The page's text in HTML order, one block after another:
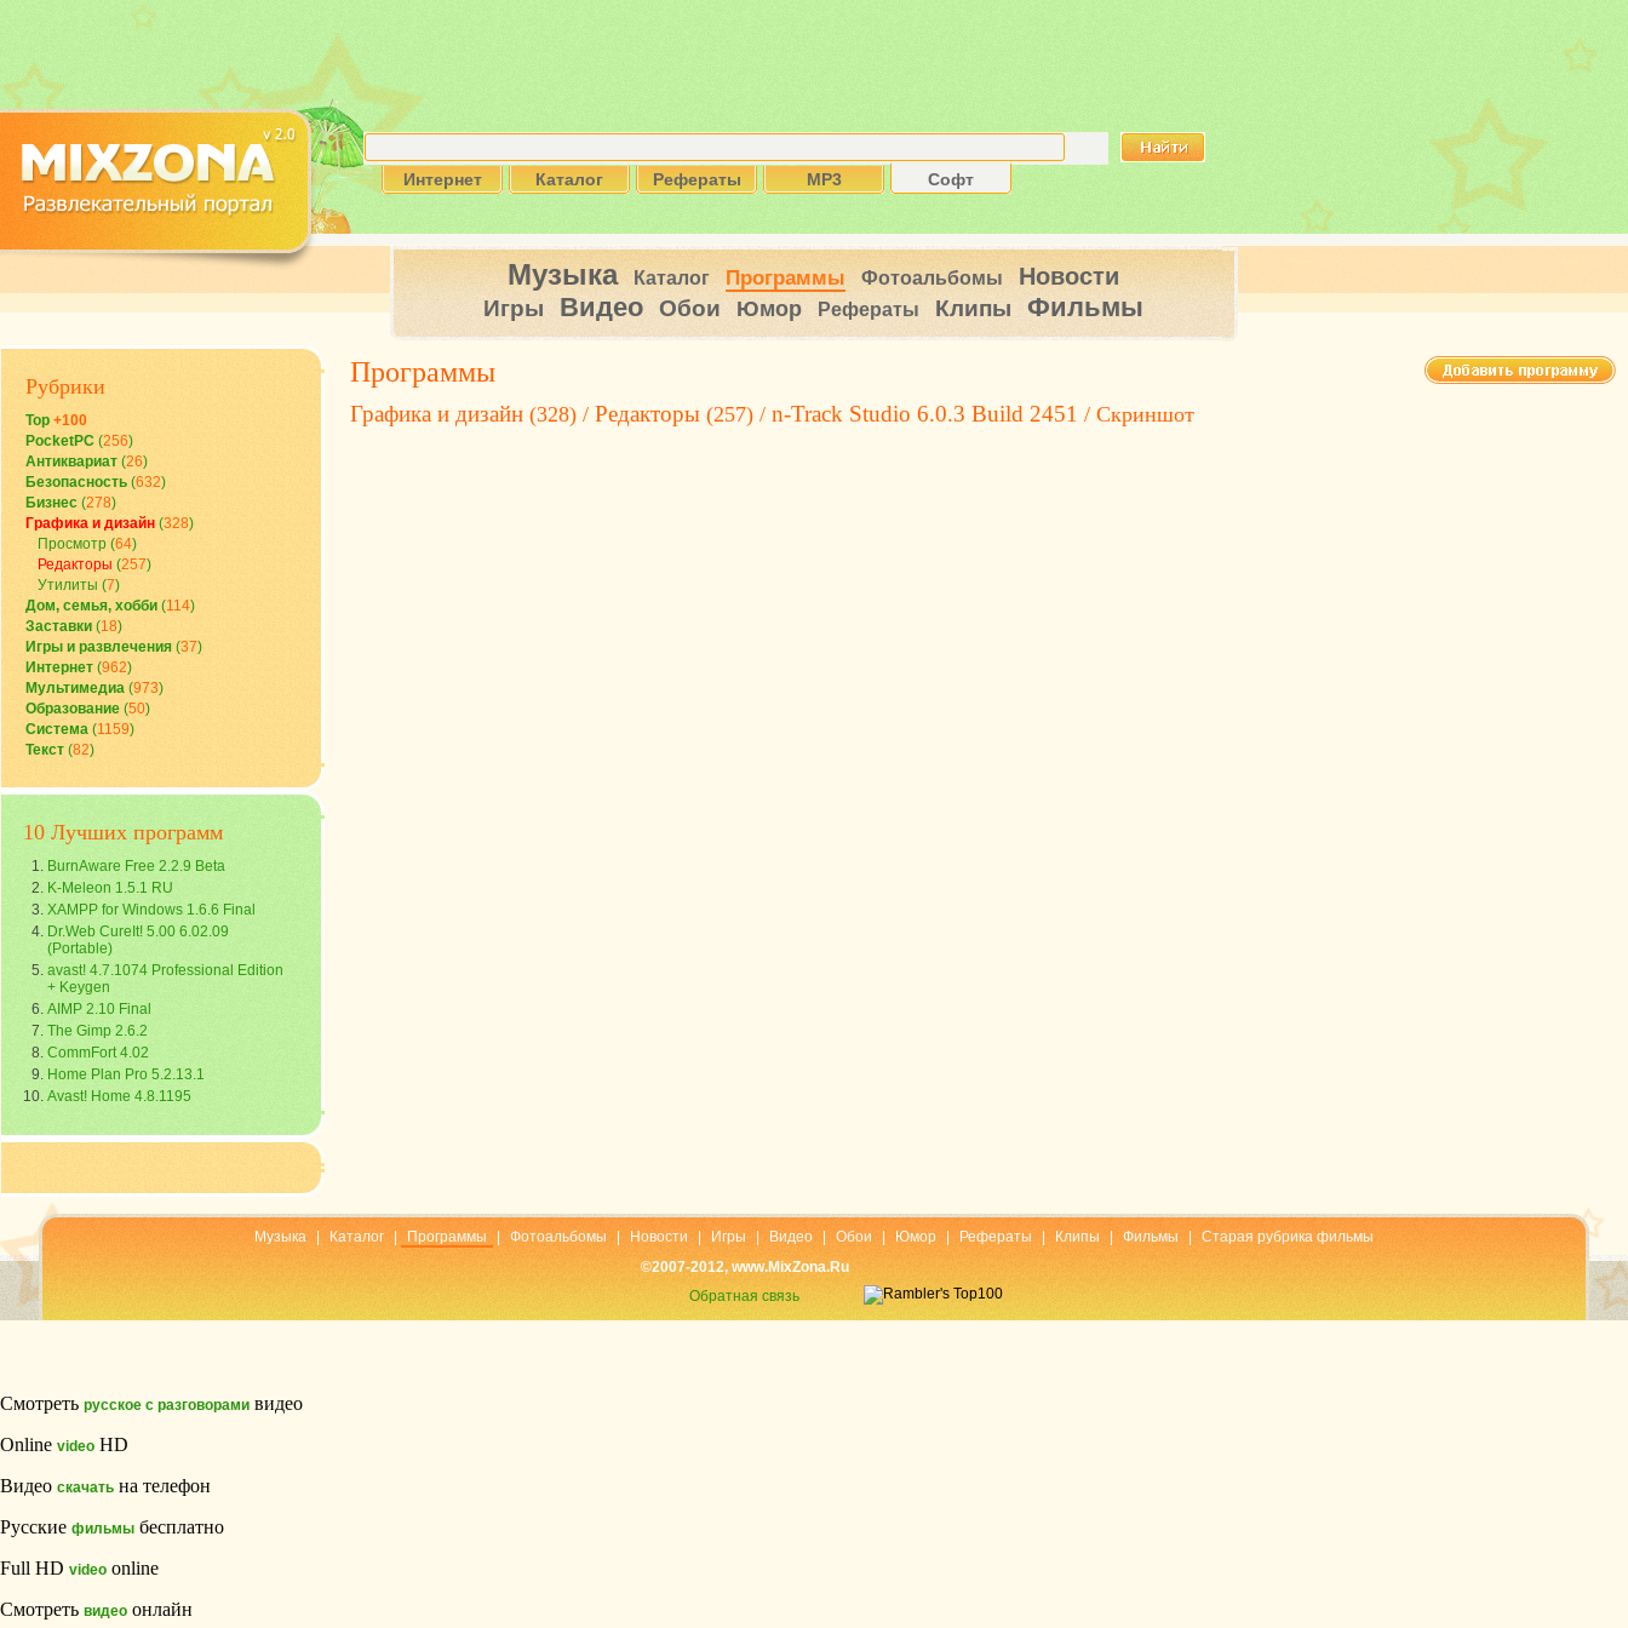
Интернет Каталог Рефераты MP3 Софт
Музыка Каталог Программы Фотоальбомы Новости
Игры Видео Обои Юмор Рефераты Клипы Фильмы
Рубрики
Top +100
PocketPC (256)
Антиквариат (26)
Безопасность (632)
Бизнес (278)
Графика и дизайн (328)
Просмотр (64)
Редакторы (257)
Утилиты (7)
Дом, семья, хобби (114)
Заставки (18)
Игры и развлечения (37)
Интернет (962)
Мультимедиа (973)
Образование (50)
Система (1159)
Текст (82)
10 Лучших программ
BurnAware Free 2.2.9 Beta
K-Meleon 1.5.1 RU
XAMPP for Windows 1.6.6 Final
Dr.Web CureIt! 5.00 6.02.09
(Portable)
avast! 4.7.1074 Professional Edition
+ Keygen
AIMP 2.10 Final
The Gimp 2.6.2
CommFort 4.02
Home Plan Pro 5.2.13.1
Avast! Home 4.8.1195
Программы
Графика и дизайн (328) / Редакторы (257) / n-Track Studio 6.0.3 Build 2451 / Скриншот
Музыка Каталог Программы Фотоальбомы Новости Игры Видео Обои Юмор Рефераты Клипы Фильмы
Старая рубрика фильмы
©2007-2012, www.MixZona.Ru
Обратная связь
Смотреть русское с разговорами видео
Online video HD
Видео скачать на телефон
Русские фильмы бесплатно
Full HD video online
Смотреть видео онлайн